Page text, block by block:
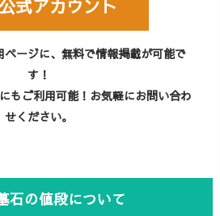
式アカウント
ージに、無料で情報掲載が可能で
す！
もご利用可能！お気軽にお問い合わ
せください。
石の値段について